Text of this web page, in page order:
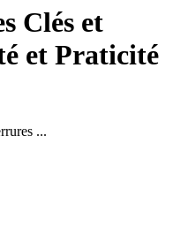
Clés et
et Praticité
...